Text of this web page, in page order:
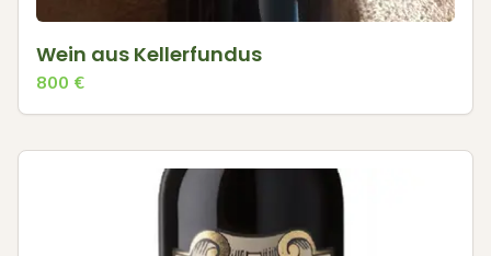
Wein aus Kellerfundus
800 €